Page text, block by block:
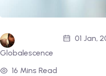
Globalescence
01 Jan,
16 Mins Read